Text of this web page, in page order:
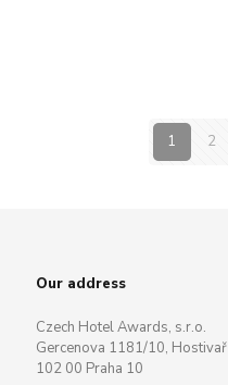
1 2
Our address
Czech Hotel Awards, s.r.o.
Gercenova 1181/10, Hostivař
102 00 Praha 10